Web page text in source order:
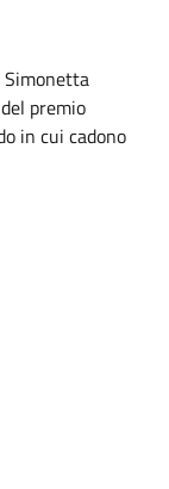
Simonetta
premio
in cui cadono